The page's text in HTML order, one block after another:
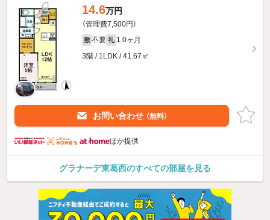
14.6万円
（管理費7,500円）
敷 不要 礼 1.0ヶ月
3階 / 1LDK / 41.67㎡
お問い合わせ （無料）
ほか提供
グラナーデ東葛西のすべての部屋を見る